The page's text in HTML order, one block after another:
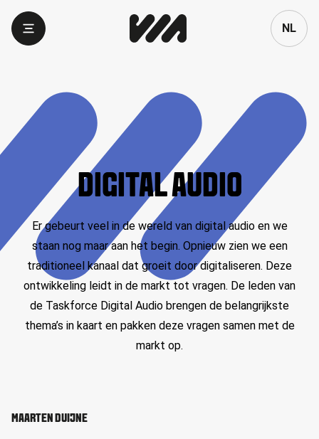
NL
DIGITAL AUDIO
Er gebeurt veel in de wereld van digital audio en we
staan nog maar aan het begin. Opnieuw zien we een
traditioneel kanaal dat groeit door digitaliseren. Deze
ontwikkeling leidt in de markt tot vragen. De leden van
de Taskforce Digital Audio brengen de belangrijkste
thema’s in kaart en pakken deze vragen samen met de
markt op.
MAARTEN DUIJNE